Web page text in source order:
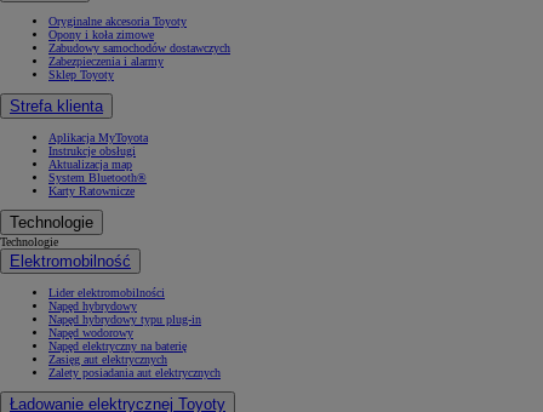
Oryginalne akcesoria Toyoty
Opony i koła zimowe
Zabudowy samochodów dostawczych
Zabezpieczenia i alarmy
Sklep Toyoty
Strefa klienta
Aplikacja MyToyota
Instrukcje obsługi
Aktualizacja map
System Bluetooth®
Karty Ratownicze
Technologie
Technologie
Elektromobilność
Lider elektromobilności
Napęd hybrydowy
Napęd hybrydowy typu plug-in
Napęd wodorowy
Napęd elektryczny na baterię
Zasięg aut elektrycznych
Zalety posiadania aut elektrycznych
Ładowanie elektrycznej Toyoty